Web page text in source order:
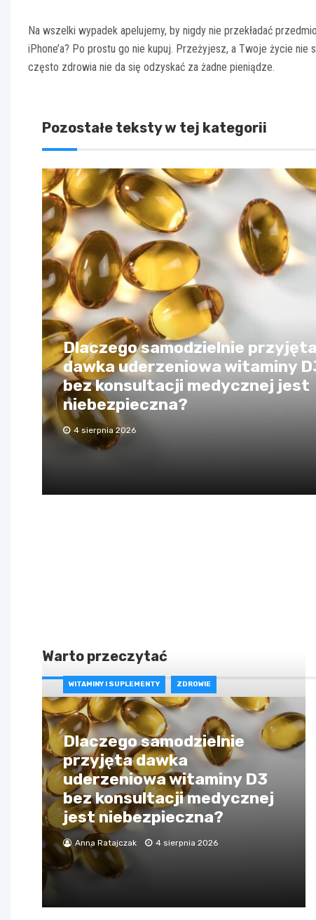
Na wszelki wypadek apelujemy, by nigdy nie przekładać
iPhone’a? Po prostu go nie kupuj. Przeżyjesz, a Twoje życie
często zdrowia nie da się odzyskać za żadne pieniądze.
Pozostałe teksty w tej kategorii
Dlaczego samodzielnie przyjęta
dawka uderzeniowa witaminy
bez konsultacji medycznej jest
niebezpieczna?
4 sierpnia 2026
Warto przeczytać
WITAMINY I SUPLEMENTY ZDROWIE
Dlaczego samodzielnie
przyjęta dawka
uderzeniowa witaminy D3
bez konsultacji medycznej
jest niebezpieczna?
Anna Ratajczak 4 sierpnia 2026